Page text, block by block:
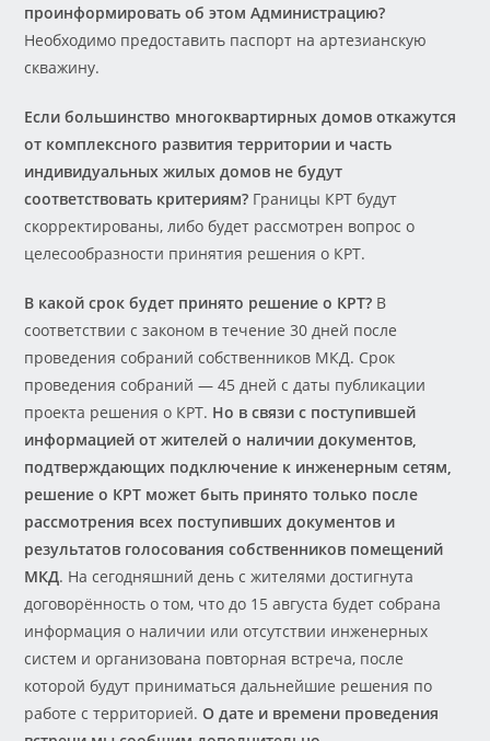
проинформировать об этом Администрацию?
Необходимо предоставить паспорт на артезианскую
скважину.
Если большинство многоквартирных домов откажутся
от комплексного развития территории и часть
индивидуальных жилых домов не будут
соответствовать критериям? Границы КРТ будут
скорректированы, либо будет рассмотрен вопрос о
целесообразности принятия решения о КРТ.
В какой срок будет принято решение о КРТ? В
соответствии с законом в течение 30 дней после
проведения собраний собственников МКД. Срок
проведения собраний — 45 дней с даты публикации
проекта решения о КРТ. Но в связи с поступившей
информацией от жителей о наличии документов,
подтверждающих подключение к инженерным сетям,
решение о КРТ может быть принято только после
рассмотрения всех поступивших документов и
результатов голосования собственников помещений
МКД. На сегодняшний день с жителями достигнута
договорённость о том, что до 15 августа будет собрана
информация о наличии или отсутствии инженерных
систем и организована повторная встреча, после
которой будут приниматься дальнейшие решения по
работе с территорией.О дате и времени проведения